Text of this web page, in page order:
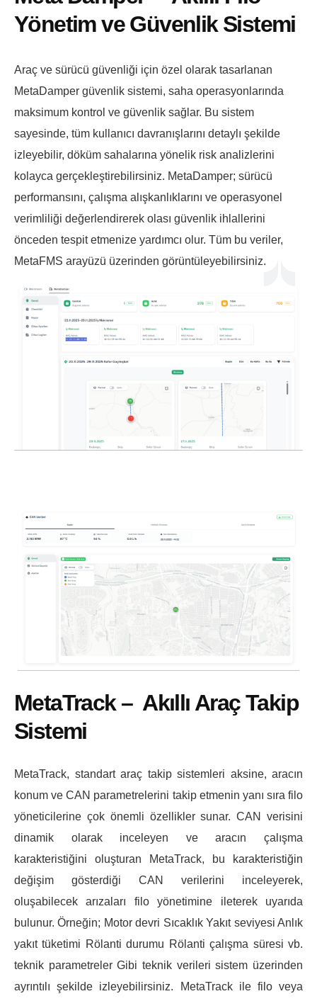
Yönetim ve Güvenlik Sistemi
Araç ve sürücü güvenliği için özel olarak tasarlanan
MetaDamper güvenlik sistemi, saha operasyonlarında
maksimum kontrol ve güvenlik sağlar. Bu sistem
sayesinde, tüm kullanıcı davranışlarını detaylı şekilde
izleyebilir, döküm sahalarına yönelik risk analizlerini
kolayca gerçekleştirebilirsiniz. MetaDamper; sürücü
performansını, çalışma alışkanlıklarını ve operasyonel
verimliliği değerlendirerek olası güvenlik ihlallerini
önceden tespit etmenize yardımcı olur. Tüm bu veriler,
MetaFMS arayüzü üzerinden görüntüleyebilirsiniz.
MetaTrack – Akıllı Araç Takip
Sistemi
MetaTrack, standart araç takip sistemleri aksine, aracın
konum ve CAN parametrelerini takip etmenin yanı sıra filo
yöneticilerine çok önemli özellikler sunar. CAN verisini
dinamik olarak inceleyen ve aracın çalışma
karakteristiğini oluşturan MetaTrack, bu karakteristiğin
değişim gösterdiği CAN verilerini inceleyerek,
oluşabilecek arızaları filo yönetimine ileterek uyarıda
bulunur. Örneğin; Motor devri Sıcaklık Yakıt seviyesi Anlık
yakıt tüketimi Rölanti durumu Rölanti çalışma süresi vb.
teknik parametreler Gibi teknik verileri sistem üzerinden
ayrıntılı şekilde izleyebilirsiniz.
MetaTrack ile filo veya